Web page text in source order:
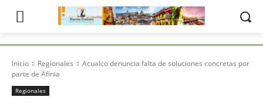
Inicio Regionales
Acualco denuncia falta de soluciones concretas por
parte de Afinia
Regionales